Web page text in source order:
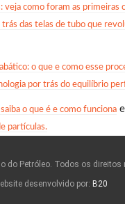
veja como foram as primeiras
das telas de tubo que
o que e como esse
por trás do equilíbrio
o que é e como funciona
partículas.
do Petróleo. Todos os direitos
desenvolvido por: B20